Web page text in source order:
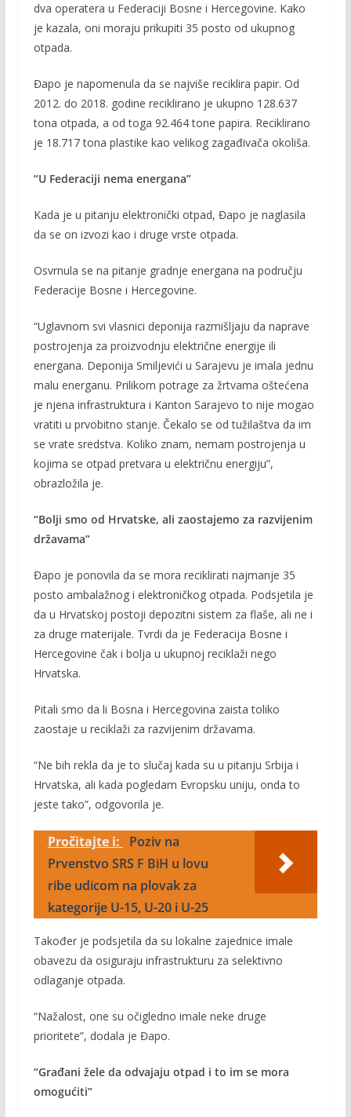
dva operatera u Federaciji Bosne i Hercegovine. Kako
je kazala, oni moraju prikupiti 35 posto od ukupnog
otpada.
Đapo je napomenula da se najviše reciklira papir. Od
2012. do 2018. godine reciklirano je ukupno 128.637
tona otpada, a od toga 92.464 tone papira. Reciklirano
je 18.717 tona plastike kao velikog zagađivača okoliša.
“U Federaciji nema energana”
Kada je u pitanju elektronički otpad, Đapo je naglasila
da se on izvozi kao i druge vrste otpada.
Osvrnula se na pitanje gradnje energana na području
Federacije Bosne i Hercegovine.
“Uglavnom svi vlasnici deponija razmišljaju da naprave
postrojenja za proizvodnju električne energije ili
energana. Deponija Smiljevići u Sarajevu je imala jednu
malu energanu. Prilikom potrage za žrtvama oštećena
je njena infrastruktura i Kanton Sarajevo to nije mogao
vratiti u prvobitno stanje. Čekalo se od tužilaštva da im
se vrate sredstva. Koliko znam, nemam postrojenja u
kojima se otpad pretvara u električnu energiju”,
obrazložila je.
“Bolji smo od Hrvatske, ali zaostajemo za razvijenim
državama”
Đapo je ponovila da se mora reciklirati najmanje 35
posto ambalažnog i elektroničkog otpada. Podsjetila je
da u Hrvatskoj postoji depozitni sistem za flaše, ali ne i
za druge materijale. Tvrdi da je Federacija Bosne i
Hercegovine čak i bolja u ukupnoj reciklaži nego
Hrvatska.
Pitali smo da li Bosna i Hercegovina zaista toliko
zaostaje u reciklaži za razvijenim državama.
“Ne bih rekla da je to slučaj kada su u pitanju Srbija i
Hrvatska, ali kada pogledam Evropsku uniju, onda to
jeste tako”, odgovorila je.
Pročitajte i:
Poziv na
Prvenstvo SRS F BiH u lovu
ribe udicom na plovak za
kategorije U-15, U-20 i U-25
Također je podsjetila da su lokalne zajednice imale
obavezu da osiguraju infrastrukturu za selektivno
odlaganje otpada.
“Nažalost, one su očigledno imale neke druge
prioritete”, dodala je Đapo.
“Građani žele da odvajaju otpad i to im se mora
omogućiti”